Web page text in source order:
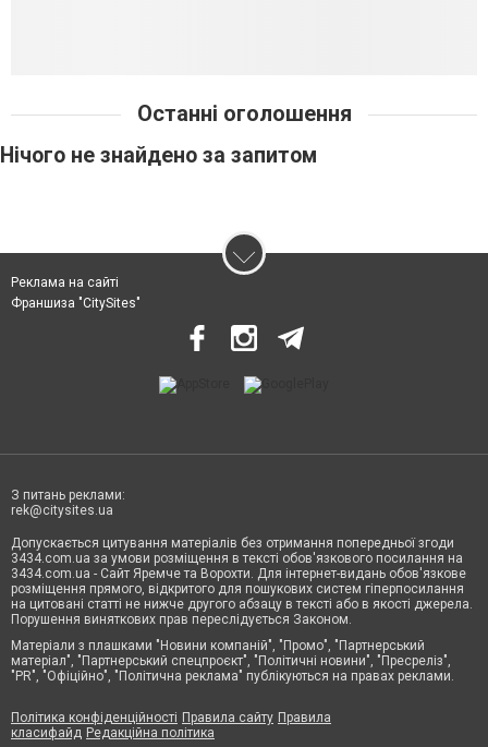
Останні оголошення
Нічого не знайдено за запитом
Реклама на сайті
Франшиза "CitySites"
З питань реклами:
rek@citysites.ua
Допускається цитування матеріалів без отримання попередньої згоди
3434.com.ua за умови розміщення в тексті обов'язкового посилання на
3434.com.ua - Сайт Яремче та Ворохти. Для інтернет-видань обов'язкове
розміщення прямого, відкритого для пошукових систем гіперпосилання
на цитовані статті не нижче другого абзацу в тексті або в якості джерела.
Порушення виняткових прав переслідується Законом.
Матеріали з плашками "Новини компаній", "Промо", "Партнерський
матеріал", "Партнерський спецпроєкт", "Політичні новини", "Пресреліз",
"PR", "Офіційно", "Політична реклама" публікуються на правах реклами.
Політика конфіденційності Правила сайту Правила
класифайд Редакційна політика